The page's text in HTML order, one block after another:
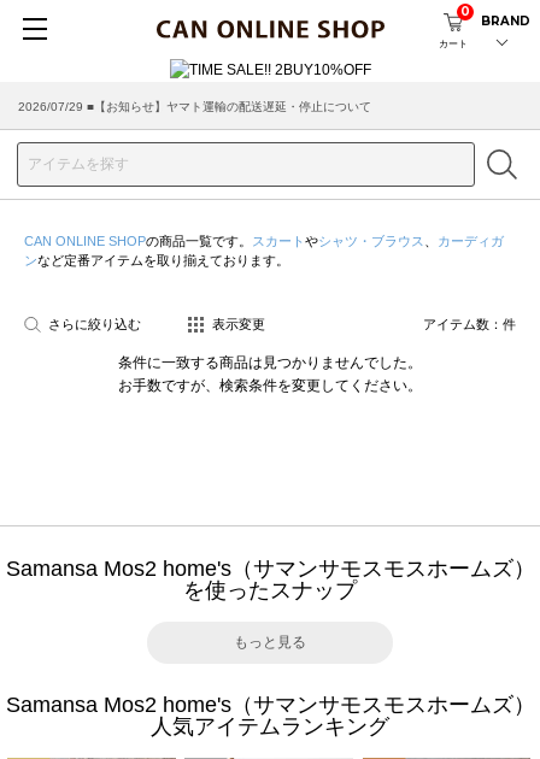
カート
0
BRAND
2026/07/29 ■【お知らせ】ヤマト運輸の配送遅延・停止について
2026/03/18 ■店舗受け取りサービスのご案内
CAN ONLINE SHOPの商品一覧です。 スカート やシャツ・ブラウス
カーディガ
ンなど定番アイテムを取り揃えております。
さらに絞り込む 表示変更 アイテム数： 件
条件に一致する商品は見つかりませんでした。
お手数ですが、検索条件を変更してください。
Samansa Mos2 home's（サマンサモスモスホームズ）
を使ったスナップ
もっと見る
Samansa Mos2 home's（サマンサモスモスホームズ）
人気アイテムランキング